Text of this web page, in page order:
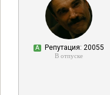
А Репутация: 20055
В отпуске